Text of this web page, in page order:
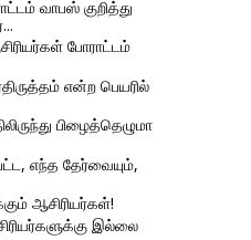
வாபஸ் குறித்து
போராட்டம்
என்ற பெயரில்
பிழைத்தெழுமா
எந்த தேர்வையும்,
ஆசிரியர்கள்!
இல்லை